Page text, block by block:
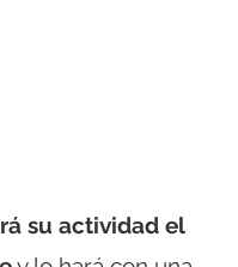
su actividad el